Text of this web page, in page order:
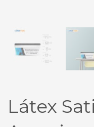
Látex